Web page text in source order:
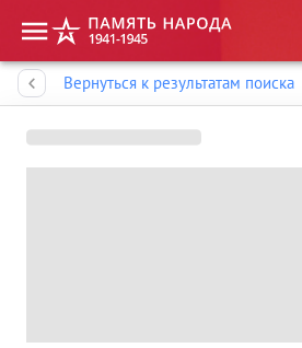
Вернуться к результатам поиска
Память народа